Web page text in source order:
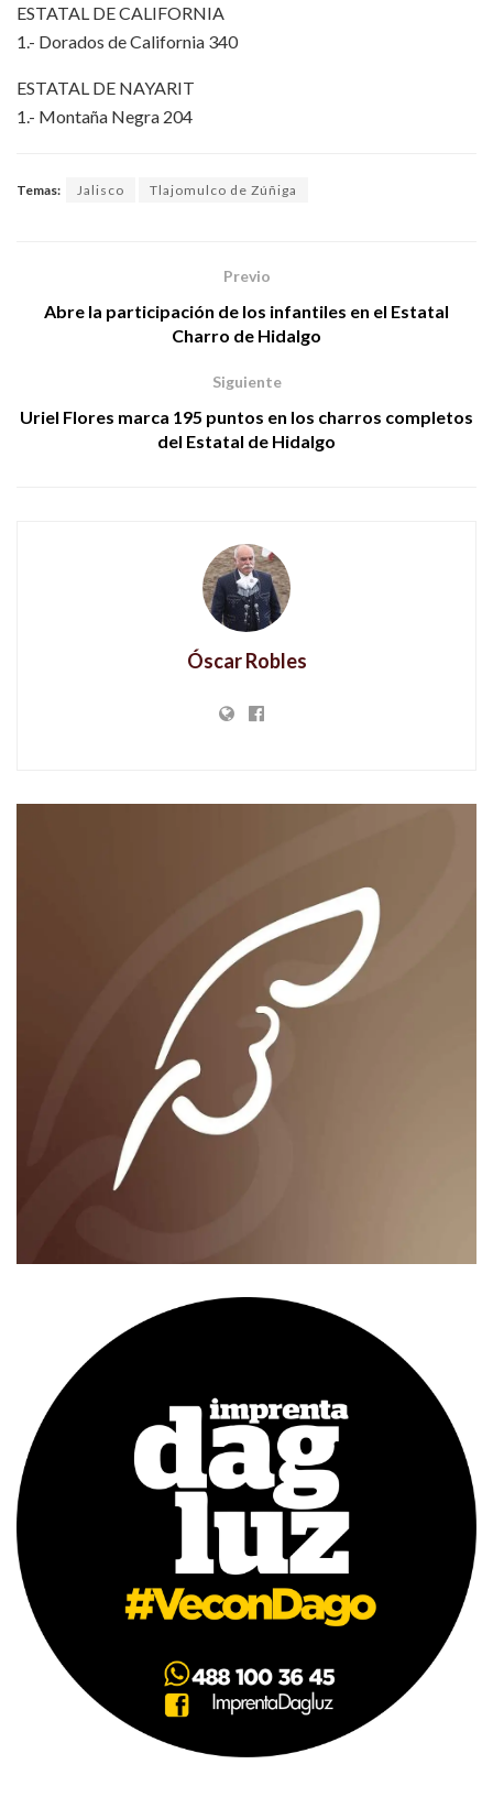
ESTATAL DE CALIFORNIA
1.- Dorados de California 340
ESTATAL DE NAYARIT
1.- Montaña Negra 204
Temas: Jalisco Tlajomulco de Zúñiga
Previo
Abre la participación de los infantiles en el Estatal
Charro de Hidalgo
Siguiente
Uriel Flores marca 195 puntos en los charros completos
del Estatal de Hidalgo
Óscar Robles